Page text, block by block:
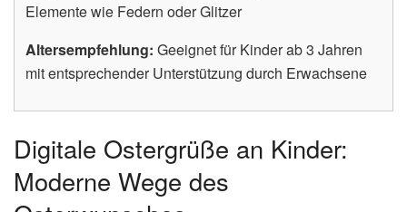
Elemente wie Federn oder Glitzer
Altersempfehlung: Geeignet für Kinder ab 3 Jahren
mit entsprechender Unterstützung durch Erwachsene
Digitale Ostergrüße an Kinder:
Moderne Wege des